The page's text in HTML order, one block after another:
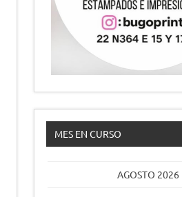
MES EN CURSO
AGOSTO 2026